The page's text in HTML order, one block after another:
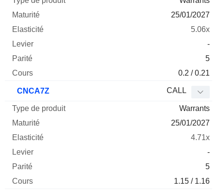
25/01/2027
5.06x
-
5
0.2 / 0.21
CNCA7Z CALL
Warrants
25/01/2027
4.71x
-
5
1.15 / 1.16